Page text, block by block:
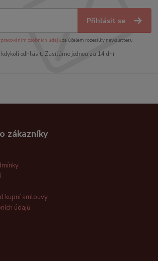
Přihlásit se
osobních údajůza účelem rozesílky newsletteru.
kdykoli odhlásit. Zasíláme jednou za 14 dní.
zákazníky
kupní smlouvy
údajů